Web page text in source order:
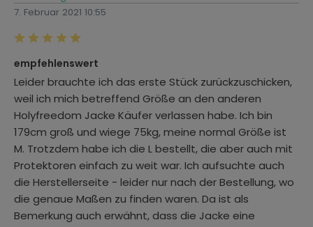
7. Februar 2021 10:55
empfehlenswert
Leider brauchte ich das erste Stück zurückzuschicken,
weil ich mich betreffend Größe an den anderen
Holyfreedom Jacke Käufer verlassen habe. Ich bin
179cm groß und wiege 75kg, meine normal Größe ist
M. Trotzdem habe ich die L bestellt, die aber auch mit
Protektoren einfach zu weit war. Ich aufsuchte auch
die Herstellerseite - leider nur nach der Bestellung, wo
die genaue Maßen zu finden waren. Da ist als
Bemerkung auch erwähnt, dass die Jacke eine